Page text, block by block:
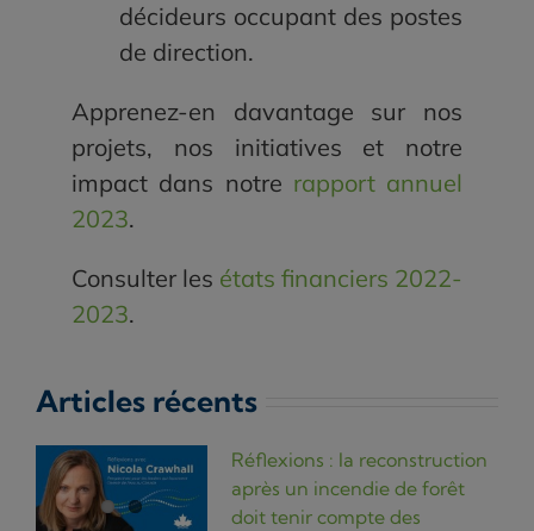
décideurs occupant des postes
de direction.
Apprenez-en davantage sur nos
projets, nos initiatives et notre
impact dans notre rapport annuel
2023.
Consulter les états financiers 2022-
2023.
Articles récents
Réflexions : la reconstruction
après un incendie de forêt
doit tenir compte des